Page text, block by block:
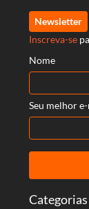
Categorias
Newsletter
Inscreva-se
Nome
Seu melhor